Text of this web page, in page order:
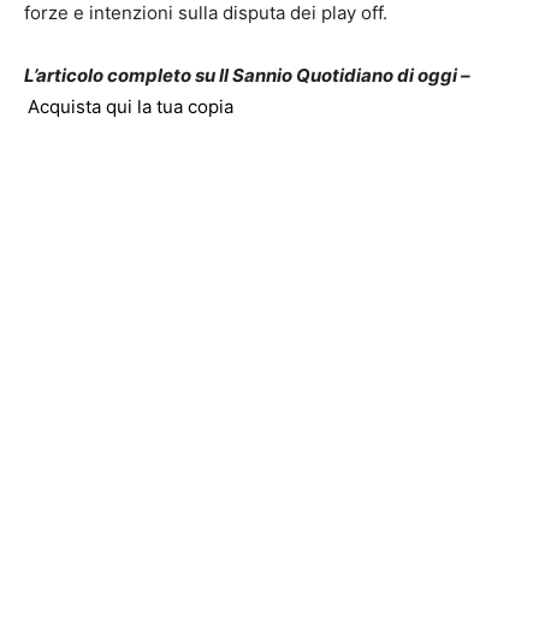
forze e intenzioni sulla disputa dei play off.
L’articolo completo su Il Sannio Quotidiano di oggi –
Acquista qui la tua copia